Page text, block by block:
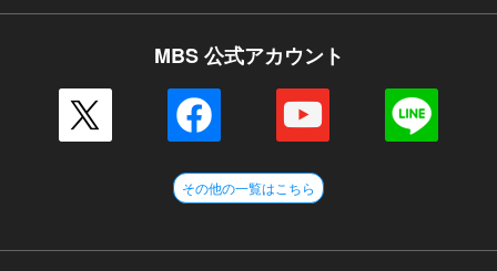
MBS 公式アカウント
その他の一覧はこちら